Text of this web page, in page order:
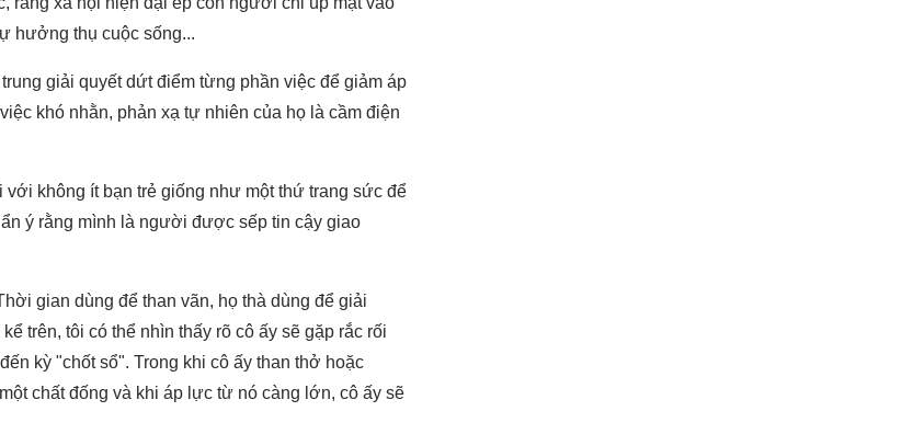
hưởng thụ cuộc sống...
giải quyết dứt điểm từng phần việc để giảm áp
khó nhằn, phản xạ tự nhiên của họ là cầm điện
không ít bạn trẻ giống như một thứ trang sức để
ý rằng mình là người được sếp tin cậy giao
gian dùng để than vãn, họ thà dùng để giải
trên, tôi có thể nhìn thấy rõ cô ấy sẽ gặp rắc rối
kỳ "chốt sổ". Trong khi cô ấy than thở hoặc
chất đống và khi áp lực từ nó càng lớn, cô ấy sẽ